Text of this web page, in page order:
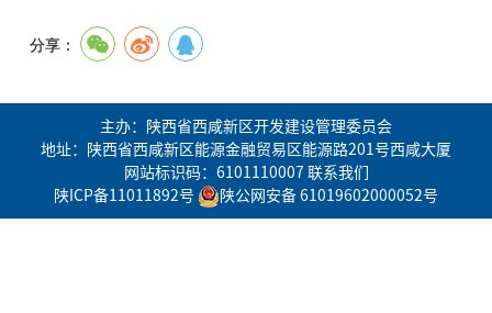
分享：
主办：陕西省西咸新区开发建设管理委员会
地址：陕西省西咸新区能源金融贸易区能源路201号西咸大厦
网站标识码：6101110007 联系我们
陕ICP备11011892号
陕公网安备 61019602000052号